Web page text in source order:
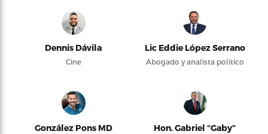
Dennis Dávila
Cine
Lic Eddie López Serrano
Abogado y analista político
González Pons MD
Hon. Gabriel “Gaby”